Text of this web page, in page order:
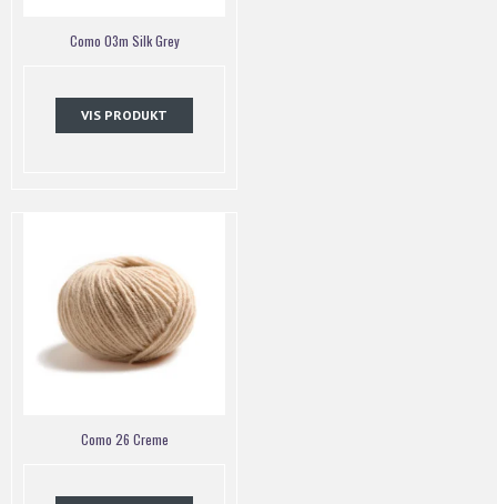
Como 03m Silk Grey
VIS PRODUKT
Como 26 Creme